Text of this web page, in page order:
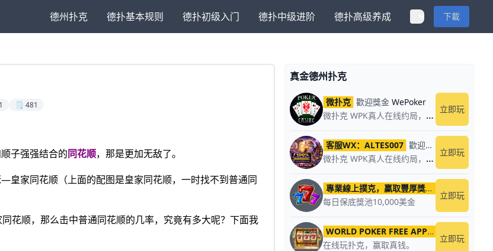
德州扑克 德扑基本规则 德扑初级入门 德扑中级进阶 德扑高级养成 下載
🗒️ 481
子强强结合的同花顺，那是更加无敌了。
皇家同花顺（上面的配图是皇家同花顺，一时找不到普通同
花顺，那么击中普通同花顺的几率，究竟有多大呢？下面我
真金德州扑克
微扑克 歡迎獎金 WePoker
微扑克 WPK真人在线约局，领WPK钻石。 立即玩
客服WX：ALTES007 歡迎獎金
微扑克 WPK真人在线约局，wepoker德州约局，加微信客服上下分，领WPK钻石。 立即玩
專業線上撲克，贏取豐厚獎金
每日保底獎池10,000美金
立即玩
WORLD POKER FREE APP777
在线玩扑克，赢取真钱。
立即玩